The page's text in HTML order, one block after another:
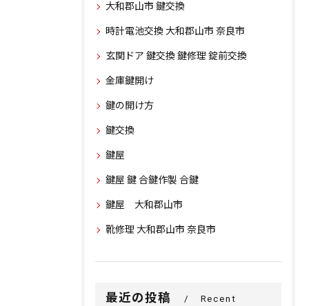
大和郡山市 鍵交換
時計電池交換 大和郡山市 奈良市
玄関ドア 鍵交換 鍵修理 錠前交換
金庫鍵開け
鍵の開け方
鍵交換
鍵屋
鍵屋 鍵 合鍵作製 合鍵
鍵屋 大和郡山市
靴修理 大和郡山市 奈良市
最近の投稿
Recent